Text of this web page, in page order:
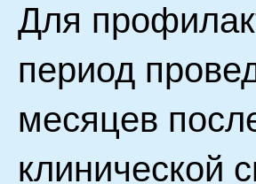
Для
период
месяцев
клинической